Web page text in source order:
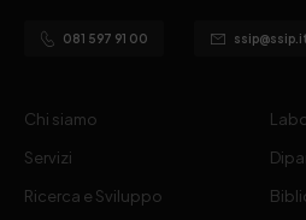
081 597 91 00 ssip@ssip.it
Chi siamo
Servizi
Ricerca e Sviluppo